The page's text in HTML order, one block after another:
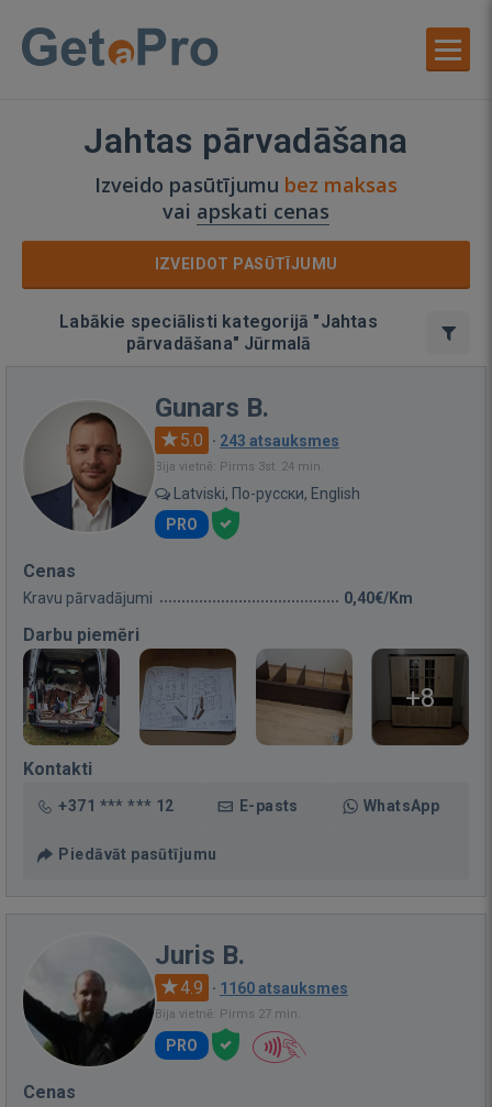
Jahtas pārvadāšana
Izveido pasūtījumu bez maksas
vai apskati cenas
IZVEIDOT PASŪTĪJUMU
Labākie speciālisti kategorijā "Jahtas
pārvadāšana" Jūrmalā
Gunars B.
5.0 · 243 atsauksmes
Bija vietnē: Pirms 3st. 24 min.
Latviski, По-русски, English
PRO
Cenas
Kravu pārvadājumi 0,40€/Km
Darbu piemēri
+8
Kontakti
+371 *** *** 12 E-pasts WhatsApp
Piedāvāt pasūtījumu
Juris B.
4.9 · 1160 atsauksmes
Bija vietnē: Pirms 27 min.
PRO
Cenas